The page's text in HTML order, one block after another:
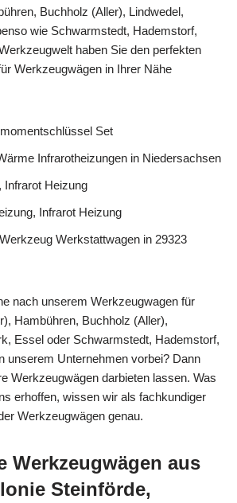
Buchholz (Aller), Lindwedel,
wie Schwarmstedt, Hademstorf,
haben Sie den perfekten
Werkzeugwägen in Ihrer Nähe
Set
Infrarotheizungen in Niedersachsen
Infrarot Heizung
Infrarot Heizung
Werkstattwagen in 29323
nach unserem Werkzeugwagen für
Hambühren, Buchholz (Aller),
Essel oder Schwarmstedt, Hademstorf,
unserem Unternehmen vorbei? Dann
Werkzeugwägen darbieten lassen. Was
erhoffen, wissen wir als fachkundiger
Werkzeugwägen genau.
Werkzeugwägen aus
Steinförde,